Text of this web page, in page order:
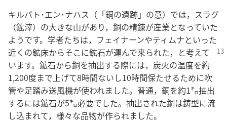
キルバト​･​エン​･​ナハス（「銅​の​遺跡」の​意）では，スラグ
（鉱滓）の​大きな​山​が​あり，銅​の​精錬​が​産業​と​なっ​て​い​た​
よう​です。学​者​たち​は，フェイナーン​や​ティムナ​と​いっ​た​
近く​の​鉱床​から​そこ​に​鉱石​が​運ん​で​来​られ​た，と​考え​て​
い​ます。鉱石​から​銅​を​抽出​する​際​に​は，炭火​の​温度​を​約​
1,200​度​まで​上げ​て​8​時間​ない​し​10​時間​保た​せる​ため​に​吹
管​や​足踏み​送風​機​が​使わ​れ​まし​た。普通，銅​を​約​1​㌔​抽出​
する​に​は​鉱石​が​5​㌔​必要​でし​た。抽出​さ​れ​た​銅​は​鋳型​に​流
し込ま​れ​て，様々​な​品物​が​作ら​れ​まし​た。